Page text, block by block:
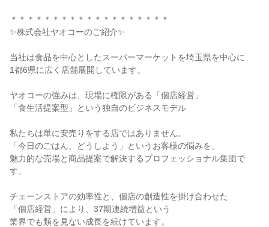
＊＊＊＊＊＊＊＊＊＊＊＊＊＊＊＊＊＊＊
✨株式会社ヤオコーのご紹介✨
当社は食品を中心としたスーパーマーケットを埼玉県を中心に
1都6県に広く店舗展開しています。
ヤオコーの強みは、現場に権限がある「個店経営」
「食生活提案型」という独自のビジネスモデル
私たちは単に安売りをする店ではありません。
「今日のごはん、どうしよう」というお客様の悩みを、
魅力的な売場と商品提案で解決するプロフェッショナル集団で
す。
チェーンストアの効率性と、個店の創造性を掛け合わせた
「個店経営」により、37期連続増益という
業界でも類を見ない成長を続けています。